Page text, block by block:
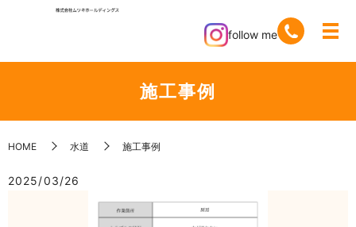
follow me
施工事例
HOME 水道 施工事例
2025/03/26